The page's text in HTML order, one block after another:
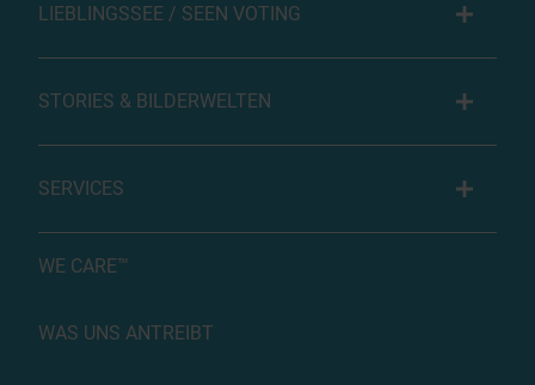
LIEBLINGSSEE / SEEN VOTING
STORIES & BILDERWELTEN
SERVICES
WE CARE™
WAS UNS ANTREIBT